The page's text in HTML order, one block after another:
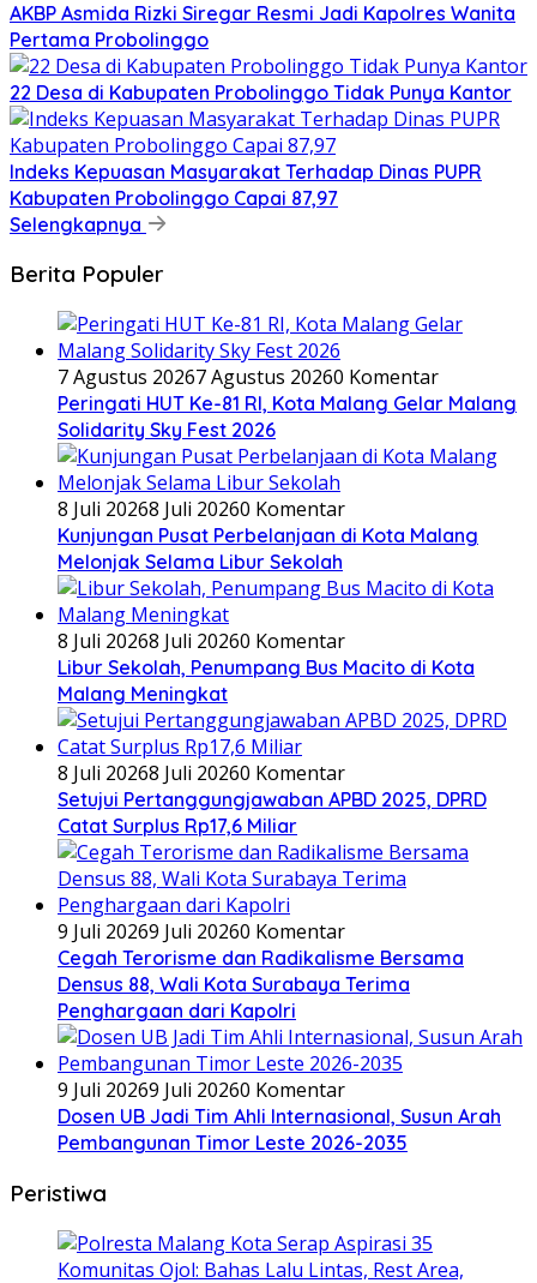
AKBP Asmida Rizki Siregar Resmi Jadi Kapolres Wanita
Pertama Probolinggo
22 Desa di Kabupaten Probolinggo Tidak Punya Kantor
Indeks Kepuasan Masyarakat Terhadap Dinas PUPR
Kabupaten Probolinggo Capai 87,97
Selengkapnya
Berita Populer
7 Agustus 20267 Agustus 20260 Komentar
Peringati HUT Ke-81 RI, Kota Malang Gelar Malang
Solidarity Sky Fest 2026
8 Juli 20268 Juli 20260 Komentar
Kunjungan Pusat Perbelanjaan di Kota Malang
Melonjak Selama Libur Sekolah
8 Juli 20268 Juli 20260 Komentar
Libur Sekolah, Penumpang Bus Macito di Kota
Malang Meningkat
8 Juli 20268 Juli 20260 Komentar
Setujui Pertanggungjawaban APBD 2025, DPRD
Catat Surplus Rp17,6 Miliar
9 Juli 20269 Juli 20260 Komentar
Cegah Terorisme dan Radikalisme Bersama
Densus 88, Wali Kota Surabaya Terima
Penghargaan dari Kapolri
9 Juli 20269 Juli 20260 Komentar
Dosen UB Jadi Tim Ahli Internasional, Susun Arah
Pembangunan Timor Leste 2026-2035
Peristiwa